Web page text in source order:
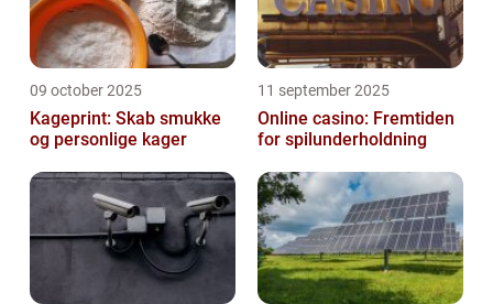
09 october 2025
Kageprint: Skab smukke
og personlige kager
11 september 2025
Online casino: Fremtiden
for spilunderholdning